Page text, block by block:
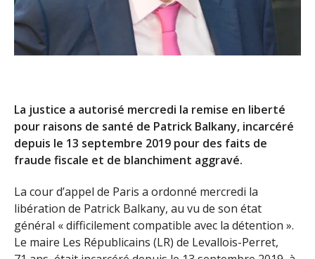
La justice a autorisé mercredi la remise en liberté
pour raisons de santé de Patrick Balkany, incarcéré
depuis le 13 septembre 2019 pour des faits de
fraude fiscale et de blanchiment aggravé.
La cour d’appel de Paris a ordonné mercredi la
libération de Patrick Balkany, au vu de son état
général « difficilement compatible avec la détention ».
Le maire Les Républicains (LR) de Levallois-Perret,